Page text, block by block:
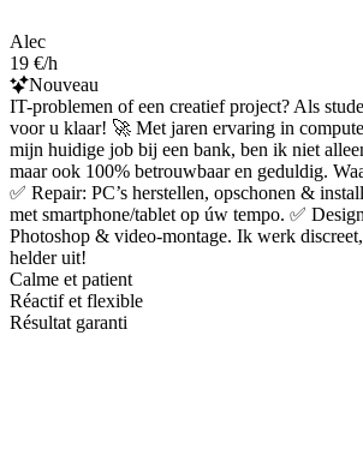
Alec
19 €/h
Nouveau
IT-problemen of een creatief project? Als
voor u klaar! 🚀 Met jaren ervaring in
mijn huidige job bij een bank, ben ik niet
maar ook 100% betrouwbaar en geduldig.
✅ Repair: PC’s herstellen, opschonen &
met smartphone/tablet op úw tempo. ✅
Photoshop & video-montage. Ik werk
helder uit!
Calme et patient
Réactif et flexible
Résultat garanti